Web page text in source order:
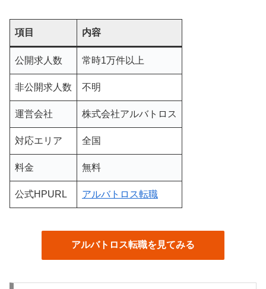
項目 内容
公開求人数 常時1万件以上
非公開求人数 不明
運営会社 株式会社アルバトロス
対応エリア 全国
料金 無料
公式HPURL アルバトロス転職
アルバトロス転職を見てみる